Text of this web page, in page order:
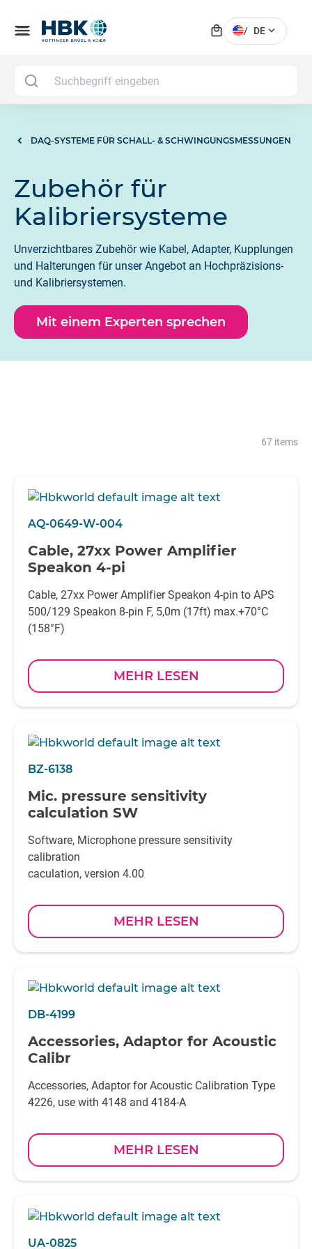
menu local_mall / DE expand_more
DAQ-SYSTEME FÜR SCHALL- & SCHWINGUNGSMESSUNGEN
Zubehör für
Kalibriersysteme
Unverzichtbares Zubehör wie Kabel, Adapter, Kupplungen
und Halterungen für unser Angebot an Hochpräzisions-
und Kalibriersystemen.
Mit einem Experten sprechen
67 items
AQ-0649-W-004
Cable, 27xx Power Amplifier
Speakon 4-pi
Cable, 27xx Power Amplifier Speakon 4-pin to APS
500/129 Speakon 8-pin F, 5,0m (17ft) max.+70°C
(158°F)
MEHR LESEN
BZ-6138
Mic. pressure sensitivity
calculation SW
Software, Microphone pressure sensitivity
calibration
caculation, version 4.00
MEHR LESEN
DB-4199
Accessories, Adaptor for Acoustic
Calibr
Accessories, Adaptor for Acoustic Calibration Type
4226, use with 4148 and 4184-A
MEHR LESEN
UA-0825